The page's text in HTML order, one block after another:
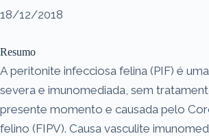
18/12/2018
Resumo
A peritonite infecciosa felina (PIF) é
severa e imunomediada, sem
presente momento e causada pelo
felino (FIPV). Causa vasculite